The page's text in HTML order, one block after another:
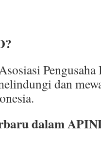
Pengusaha
dan
dalam